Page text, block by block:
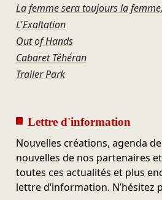
La femme sera toujours la
L'Exaltation
Out of Hands
Cabaret Téhéran
Trailer Park
Lettre d'information
Nouvelles créations, agenda
nouvelles de nos partenaires
toutes ces actualités et plus
lettre d’information. N’hésitez